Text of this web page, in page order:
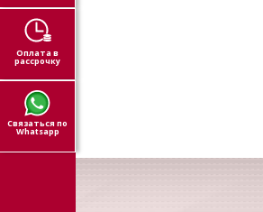
Оплата в
рассрочку
Связаться по
Whatsapp